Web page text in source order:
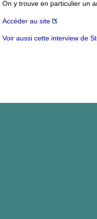
On y trouve en particulier un
Accéder au site
Voir aussi cette interview de